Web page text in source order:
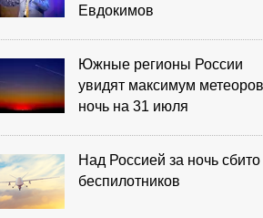
Евдокимов
Южные регионы России
увидят максимум
ночь на 31 июля
Над Россией за ночь
беспилотников